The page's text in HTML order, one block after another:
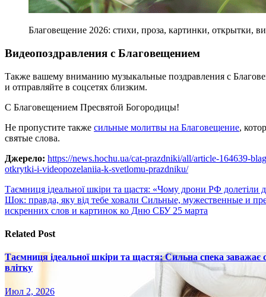
Благовещение 2026: стихи, проза, картинки, открытки,
Видеопоздравления с Благовещением
Также вашему вниманию музыкальные поздравления с
и отправляйте в соцсетях близким.
С Благовещением Пресвятой Богородицы!
Не пропустите также сильные молитвы на Благовещение,
святые слова.
Джерело: https://news.hochu.ua/cat-prazdniki/all/article-164639-
otkrytki-i-videopozelaniia-k-svetlomu-prazdniku/
Навигация
по
Таємниця ідеальної шкіри та щастя: «Чому дрони РФ долетіли
Шок: правда, яку від тебе ховали Сильные, мужественные и
искренних слов и картинок ко Дню СБУ 25 марта
Related Post
Таємниця ідеальної шкіри та щастя: Сильна спека
влітку
Июл 2, 2026